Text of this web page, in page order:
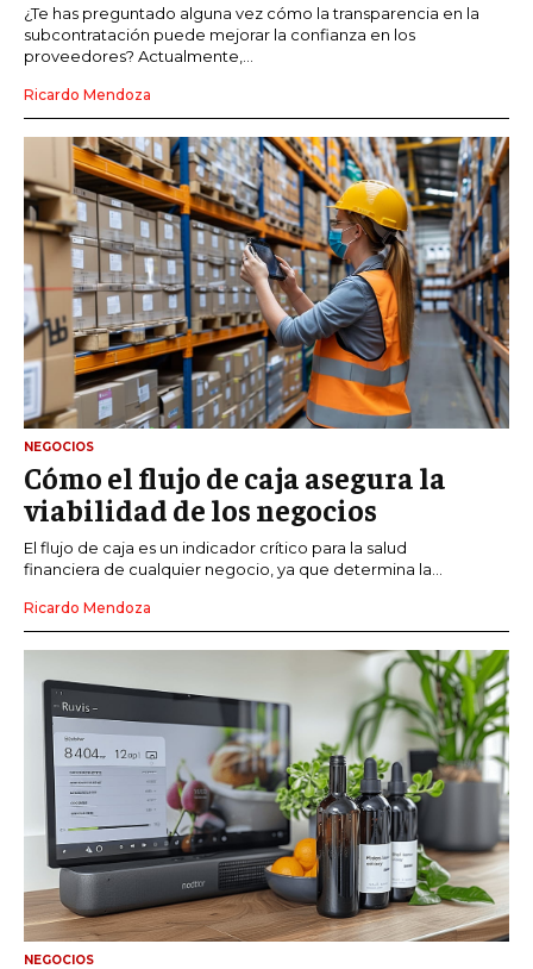
¿Te has preguntado alguna vez cómo la transparencia en la
subcontratación puede mejorar la confianza en los
proveedores? Actualmente,...
Ricardo Mendoza
NEGOCIOS
Cómo el flujo de caja asegura la
viabilidad de los negocios
El flujo de caja es un indicador crítico para la salud
financiera de cualquier negocio, ya que determina la...
Ricardo Mendoza
NEGOCIOS